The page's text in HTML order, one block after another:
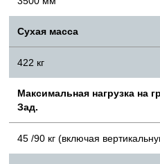
Сухая масса
422 кг
Максимальная нагрузка на
Зад.
45 /90 кг (включая